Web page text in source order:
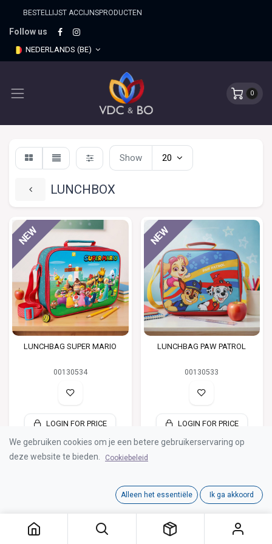
BESTELLIJST ACCIJNSPRO​DUCTEN
Follow us
NEDERLANDS (BE)
0
LUNCHBOX
Show 20
NEW
LUNCHBAG SUPER MARIO
00130534
LOGIN FOR PRICE
NEW
LUNCHBAG PAW PATROL
00130533
LOGIN FOR PRICE
We gebruiken cookies om je een betere gebruikerservaring op
deze website te bieden.
Cookiebeleid
Alleen het essentiële Ik ga akkoord